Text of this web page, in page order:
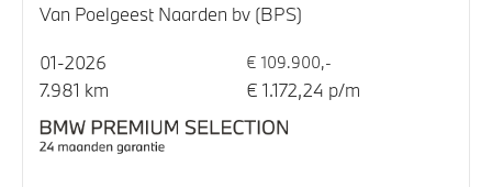
Van Poelgeest Naarden bv (BPS)
01-2026 € 109.900,-
7.981 km € 1.172,24 p/m